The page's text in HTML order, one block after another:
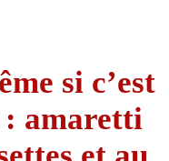
si c’est
: amaretti